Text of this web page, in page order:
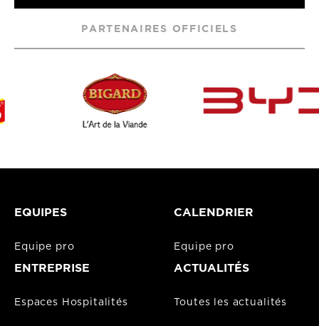
PARTENAIRES OFFICIELS
EQUIPES
Equipe pro
CALENDRIER
Equipe pro
ENTREPRISE
Espaces Hospitalités
ACTUALITÉS
Toutes les actualités